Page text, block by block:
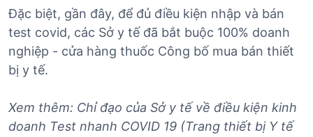
Đặc biệt, gần đây, để đủ điều kiện nhập và bán
test covid, các Sở y tế đã bắt buộc 100% doanh
nghiệp - cửa hàng thuốc Công bố mua bán thiết
bị y tế.
Xem thêm: Chỉ đạo của Sở y tế về điều kiện kinh
doanh Test nhanh COVID 19 (Trang thiết bị Y tế